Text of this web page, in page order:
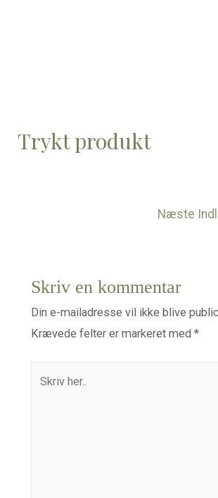
Trykt produkt
Indlægsnavigation
Næste
Skriv en kommentar
Din e-mailadresse vil ikke blive
Krævede felter er markeret med *